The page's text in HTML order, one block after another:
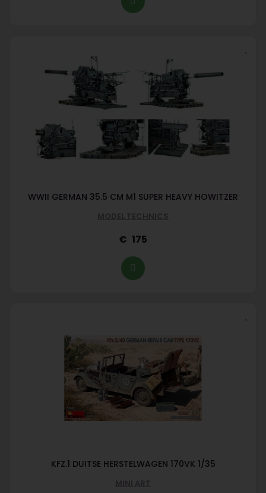
WWII GERMAN 35.5 CM M1 SUPER HEAVY HOWITZER
MODEL TECHNICS
175
KFZ.1 DUITSE HERSTELWAGEN 170VK 1/35
MINI ART